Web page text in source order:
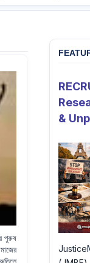
Apprentice Lawyer
পুরুষ
&